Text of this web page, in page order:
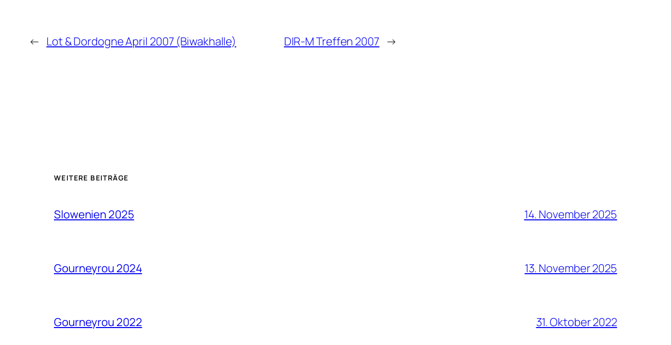
← Lot & Dordogne April 2007 (Biwakhalle) DIR-M Treffen 2007 →
WEITERE BEITRÄGE
Slowenien 2025 14. November 2025
Gourneyrou 2024 13. November 2025
Gourneyrou 2022 31. Oktober 2022